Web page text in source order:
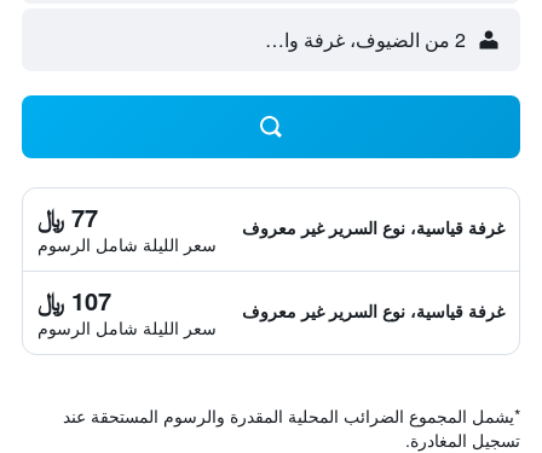
2 من الضيوف، غرفة واحدة
غرفة قياسية، نوع السرير غير معروف 77 ﷼
سعر الليلة شامل الرسوم
غرفة قياسية، نوع السرير غير معروف 107 ﷼
سعر الليلة شامل الرسوم
*يشمل المجموع الضرائب المحلية المقدرة والرسوم المستحقة عند
تسجيل المغادرة.